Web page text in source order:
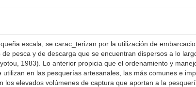
escala, se carac_terizan por la utilización de
pesca y de descarga que se encuentran dispersos a lo
1983). Lo anterior propicia que el ordenamiento y
en las pesquerías artesanales, las más comunes e
los elevados volúmenes de captura que aportan a la